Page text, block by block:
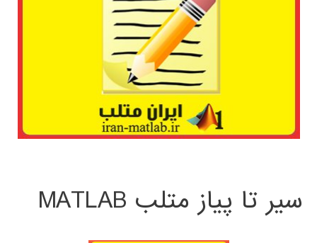
سیر تا پیاز متلب MATLAB